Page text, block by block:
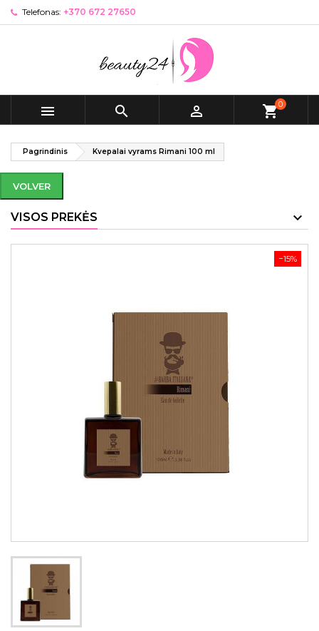
Telefonas: +370 672 27650
   shopping_cart0
Pagrindinis Kvepalai vyrams Rimani 100 ml
VOLVER
VISOS PREKĖS
−15%